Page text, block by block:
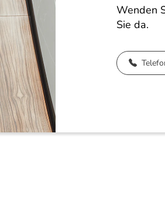
Wenden
Sie da.